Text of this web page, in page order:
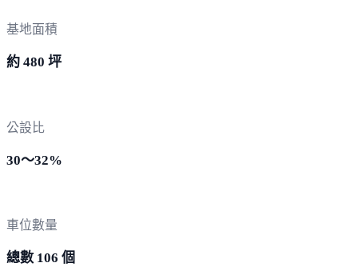
基地面積
約 480 坪
公設比
30～32%
車位數量
總數 106 個